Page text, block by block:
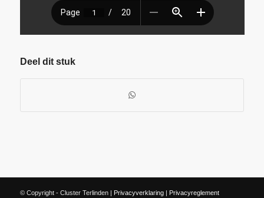
Deel dit stuk
© Copyright - Cluster Terlinden | Privacyverklaring| Privacyreglement